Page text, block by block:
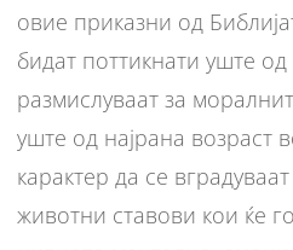
овие приказни од
бидат поттикнати уште
размислуваат за
уште од најрана возраст
карактер да се
животни ставови кои ќе